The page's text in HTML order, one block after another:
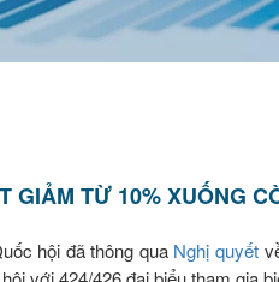
GIẢM TỪ 10% XUỐNG
hội đã thông qua Nghị quyết